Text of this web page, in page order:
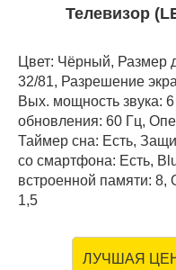
Телевизор
Цвет: Чёрный, Размер
32/81, Разрешение
Вых. мощность звука: 6
обновления: 60 Гц,
Таймер сна: Есть,
со смартфона: Есть,
встроенной памяти:
1,5
ЛУЧШАЯ